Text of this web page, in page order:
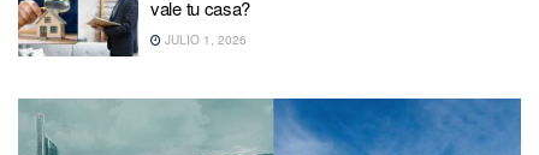
vale tu casa?
JULIO 1, 2026